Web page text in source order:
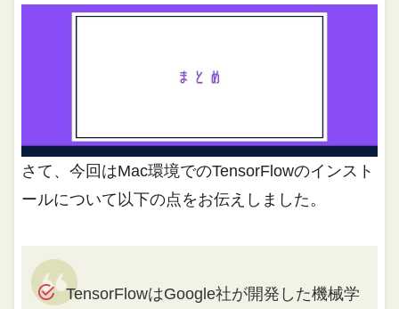
さて、今回はMac環境でのTensorFlowのインスト
ールについて以下の点をお伝えしました。
TensorFlowはGoogle社が開発した機械学